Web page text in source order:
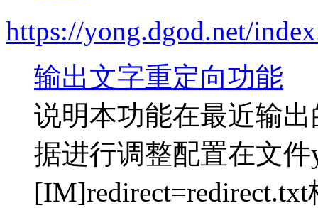
https://yong.dgod.net/
输出文字重定向功能
说明本功能在最近输
据进行调整配置在文